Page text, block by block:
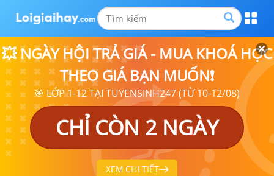
💥 NGÀY HỘI TRẢ GIÁ - MUA KHOÁ HỌC
THEO GIÁ BẠN MUỐN❗
🎯 LỚP 1-12 TẠI TUYENSINH247 (TỪ 10-12/08)
CHỈ CÒN 2 NGÀY
XEM CHI TIẾT